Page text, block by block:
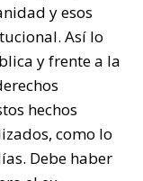
y esos
Así lo
y frente a la
hechos
como lo
Debe haber